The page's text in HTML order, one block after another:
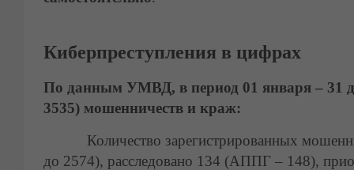
Киберпреступления в цифрах
По данным УМВД, в период 01 января – 31
3535) мошенничеств и краж:
Количество зарегистрированных
до 2574), расследовано 134 (АППГ – 148),